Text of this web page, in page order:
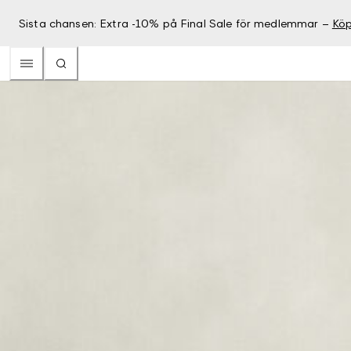
Sista chansen: Extra -10% på Final Sale för medlemmar –